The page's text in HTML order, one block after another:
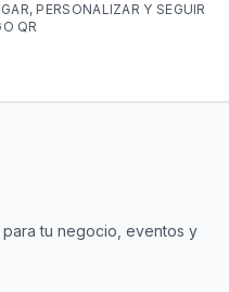
PERSONALIZAR Y SEGUIR
QR
tu negocio, eventos y